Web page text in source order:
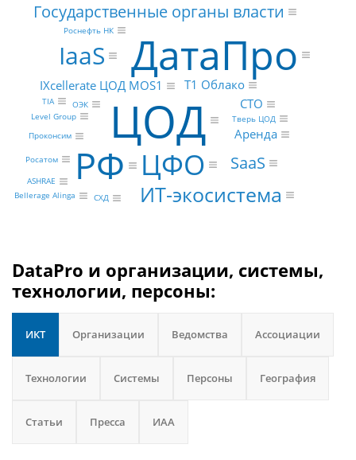
ЦОД
ДатаПро
РФ ЦФО
IaaS
ИТ-экосистема
SaaS
Государственные органы власти
Т1 Облако
IXcellerate ЦОД MOS1
Аренда
CTO
ОЭК
Level Group
Проконсим
Bellerage Alinga
Роснефть НК
Росатом
TIA
ASHRAE
СХД
Тверь ЦОД
DataPro и организации, системы,
технологии, персоны:
ИКТ Организации Ведомства Ассоциации
Технологии Системы Персоны География
Статьи Пресса ИАА